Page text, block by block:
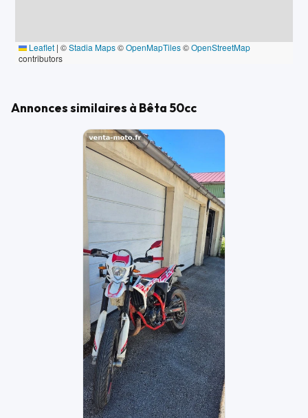
Leaflet | ©Stadia Maps©OpenMapTiles©OpenStreetMap
contributors
Annonces similaires à Bêta 50cc